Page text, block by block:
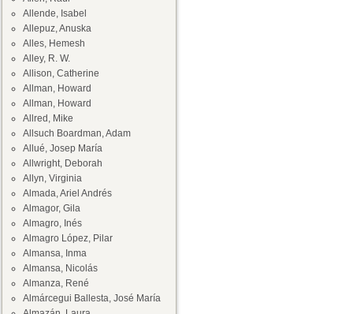
Allende, Isabel
Allepuz, Anuska
Alles, Hemesh
Alley, R. W.
Allison, Catherine
Allman, Howard
Allman, Howard
Allred, Mike
Allsuch Boardman, Adam
Allué, Josep María
Allwright, Deborah
Allyn, Virginia
Almada, Ariel Andrés
Almagor, Gila
Almagro, Inés
Almagro López, Pilar
Almansa, Inma
Almansa, Nicolás
Almanza, René
Almárcegui Ballesta, José María